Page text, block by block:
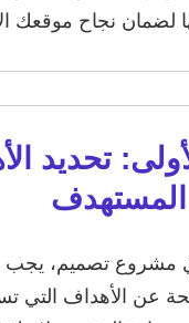
لضمان نجاح موقعك
تحديد
المستهدف
مشروع تصميم، يجب
عن الأهداف التي